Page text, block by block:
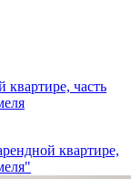
квартире, часть
квартире,